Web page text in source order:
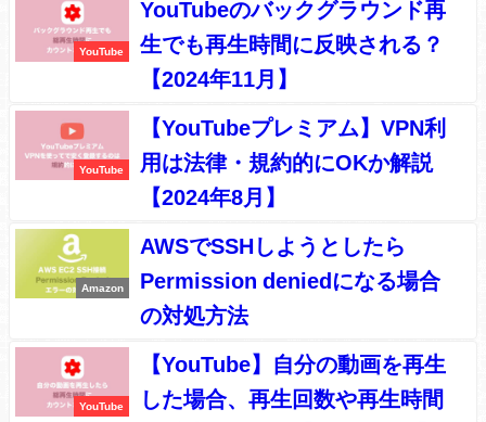
YouTube
YouTubeのバックグラウンド再
生でも再生時間に反映される？
【2024年11月】
YouTube
【YouTubeプレミアム】VPN利
用は法律・規約的にOKか解説
【2024年8月】
Amazon
AWSでSSHしようとしたら
Permission deniedになる場合
の対処方法
YouTube
【YouTube】自分の動画を再生
した場合、再生回数や再生時間